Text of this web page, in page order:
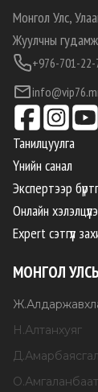
Монгол Улс,
Жуулчны
+976-701-22-
Танилцуулга
Үнийн санал
Экспертээр
Онлайн
Expert сэтгүүл
МОНГОЛ
Ж.
Н.Алтанхуяг
Д.
О.